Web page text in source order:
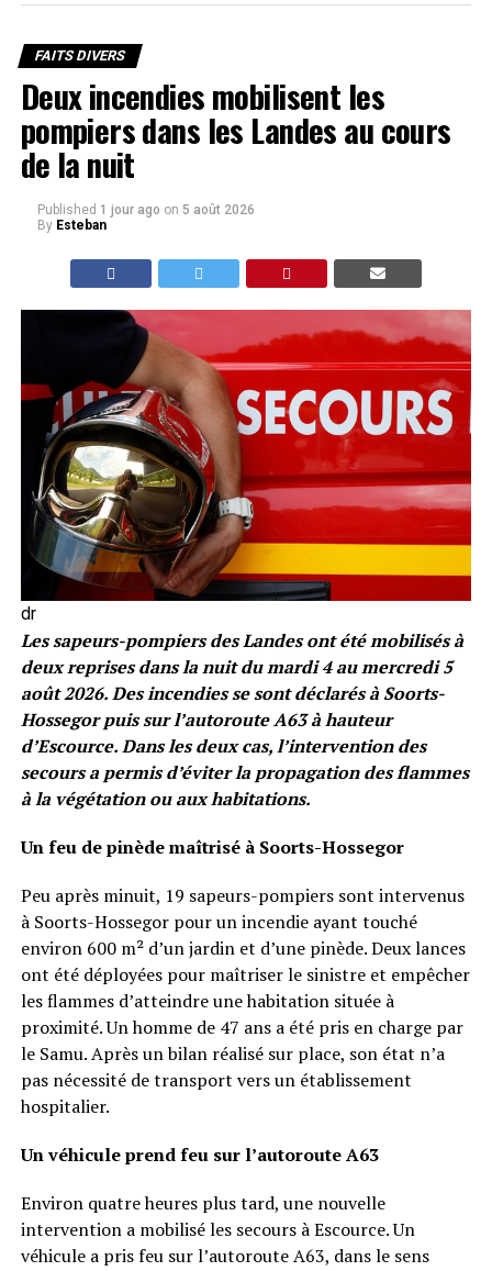
FAITS DIVERS
Deux incendies mobilisent les
pompiers dans les Landes au cours
de la nuit
Published 1 jour ago on 5 août 2026
By Esteban
dr
Les sapeurs-pompiers des Landes ont été mobilisés à
deux reprises dans la nuit du mardi 4 au mercredi 5
août 2026. Des incendies se sont déclarés à Soorts-
Hossegor puis sur l’autoroute A63 à hauteur
d’Escource. Dans les deux cas, l’intervention des
secours a permis d’éviter la propagation des flammes
à la végétation ou aux habitations.
Un feu de pinède maîtrisé à Soorts-Hossegor
Peu après minuit, 19 sapeurs-pompiers sont intervenus
à Soorts-Hossegor pour un incendie ayant touché
environ 600 m² d’un jardin et d’une pinède. Deux lances
ont été déployées pour maîtriser le sinistre et empêcher
les flammes d’atteindre une habitation située à
proximité. Un homme de 47 ans a été pris en charge par
le Samu. Après un bilan réalisé sur place, son état n’a
pas nécessité de transport vers un établissement
hospitalier.
Un véhicule prend feu sur l’autoroute A63
Environ quatre heures plus tard, une nouvelle
intervention a mobilisé les secours à Escource. Un
véhicule a pris feu sur l’autoroute A63, dans le sens